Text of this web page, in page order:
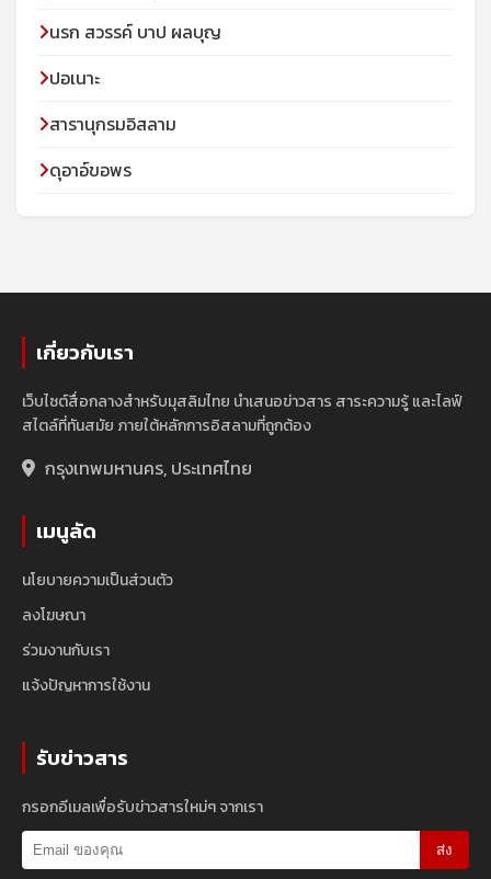
นรก สวรรค์ บาป ผลบุญ
ปอเนาะ
สารานุกรมอิสลาม
ดุอาอ์ขอพร
เกี่ยวกับเรา
เว็บไซต์สื่อกลางสำหรับมุสลิมไทย นำเสนอข่าวสาร สาระความรู้ และไลฟ์
สไตล์ที่ทันสมัย ภายใต้หลักการอิสลามที่ถูกต้อง
กรุงเทพมหานคร, ประเทศไทย
เมนูลัด
นโยบายความเป็นส่วนตัว
ลงโฆษณา
ร่วมงานกับเรา
แจ้งปัญหาการใช้งาน
รับข่าวสาร
กรอกอีเมลเพื่อรับข่าวสารใหม่ๆ จากเรา
ส่ง